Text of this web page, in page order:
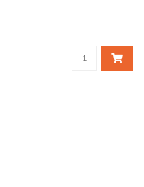
étapes
cycliste d'un vélo